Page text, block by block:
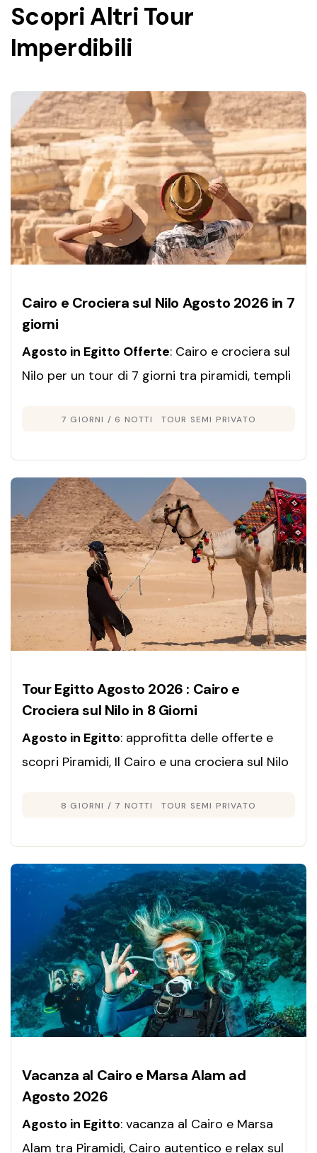
Scopri Altri Tour
Imperdibili
Cairo e Crociera sul Nilo Agosto 2026 in 7
giorni
Agosto in Egitto Offerte: Cairo e crociera sul
Nilo per un tour di 7 giorni tra piramidi, templi
esclusivo con visite guidate e servizi premium.
7 GIORNI / 6 NOTTI TOUR SEMI PRIVATO
Tour Egitto Agosto 2026 : Cairo e
Crociera sul Nilo in 8 Giorni
Agosto in Egitto: approfitta delle offerte e
scopri Piramidi, Il Cairo e una crociera sul Nilo
panorami spettacolari. Vivi un’esperienza
8 GIORNI / 7 NOTTI TOUR SEMI PRIVATO
Vacanza al Cairo e Marsa Alam ad
Agosto 2026
Agosto in Egitto: vacanza al Cairo e Marsa
Alam tra Piramidi, Cairo autentico e relax sul